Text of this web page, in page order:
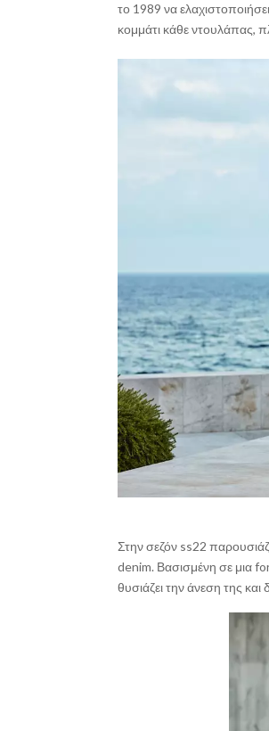
το 1989 να
κομμάτι κάθε ντουλάπας,
Στην σεζόν ss22
denim. Βασισμένη σε μια
θυσιάζει την άνεση της